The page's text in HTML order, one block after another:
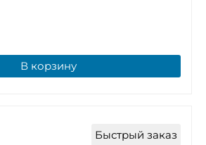
В корзину
Быстрый заказ